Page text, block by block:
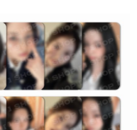
先享後付」服務完成之交
並將交易相關給付款項請求債
：
監護人之同意方可使用
之損失，本公司不負相關責